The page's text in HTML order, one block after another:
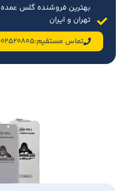
بهترین فروشنده گلس عمده
تهران و ایران
تماس مستقیم:09102520805